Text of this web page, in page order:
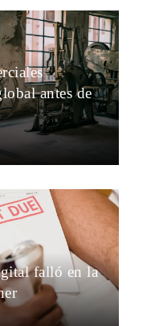
antes de
falló en la